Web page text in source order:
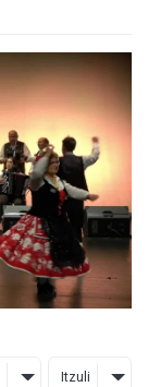
Itzuli